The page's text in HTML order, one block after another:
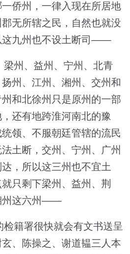
侨州，一律入现在所居地
无所辖之民，自然也就没
这九州也不设土断司——
州、益州、宁州、北青
州、江州、湘州、交州和
和北徐州只是原州的一部
还有地跨淮河南北的豫
领、不服朝廷管辖的流民
土断，交州、宁州、广州
，所以这三州也不宜土
只剩下梁州、益州、荆
州这六州——
籍署很快就会有文书送呈
、陈操之、谢道韫三人本